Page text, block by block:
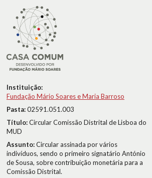
Instituição:
Fundação Mário Soares e Maria Barroso
Pasta:02591.051.003
Título:Circular Comissão Distrital de Lisboa do
MUD
Assunto:Circular assinada por vários
indivíduos, sendo o primeiro signatário António
de Sousa, sobre contribuição monetária para a
Comissão Distrital.